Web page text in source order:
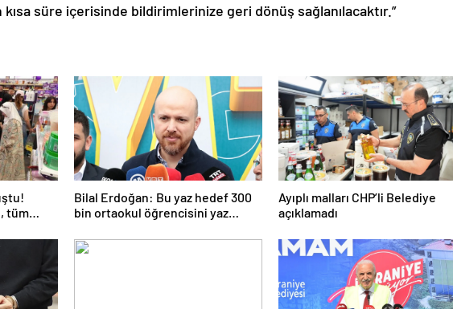
süre içerisinde bildirimlerinize geri dönüş sağlanılacaktır.”
tüm
Bilal Erdoğan: Bu yaz hedef 300
bin ortaokul öğrencisini yaz
Ayıplı malları CHP’li Belediye
açıklamadı